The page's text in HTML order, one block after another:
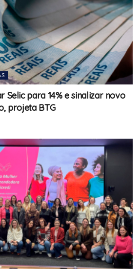
Selic para 14% e sinalizar novo
projeta BTG